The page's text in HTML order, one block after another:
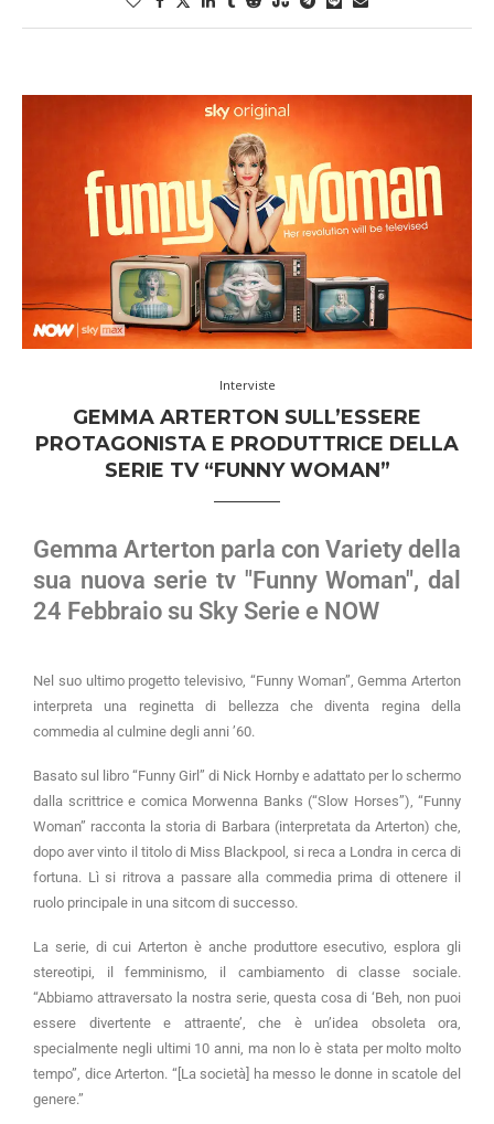
Interviste
GEMMA ARTERTON SULL’ESSERE
PROTAGONISTA E PRODUTTRICE DELLA
SERIE TV “FUNNY WOMAN”
Gemma Arterton parla con Variety della
sua nuova serie tv "Funny Woman", dal
24 Febbraio su Sky Serie e NOW
Nel suo ultimo progetto televisivo, “Funny Woman”, Gemma Arterton
interpreta una reginetta di bellezza che diventa regina della
commedia al culmine degli anni ’60.
Basato sul libro “Funny Girl” di Nick Hornby e adattato per lo schermo
dalla scrittrice e comica Morwenna Banks (“Slow Horses”), “Funny
Woman” racconta la storia di Barbara (interpretata da Arterton) che,
dopo aver vinto il titolo di Miss Blackpool, si reca a Londra in cerca di
fortuna. Lì si ritrova a passare alla commedia prima di ottenere il
ruolo principale in una sitcom di successo.
La serie, di cui Arterton è anche produttore esecutivo, esplora gli
stereotipi, il femminismo, il cambiamento di classe sociale.
“Abbiamo attraversato la nostra serie, questa cosa di ‘Beh, non puoi
essere divertente e attraente’, che è un’idea obsoleta ora,
specialmente negli ultimi 10 anni, ma non lo è stata per molto molto
tempo”, dice Arterton. “[La società] ha messo le donne in scatole del
genere.”